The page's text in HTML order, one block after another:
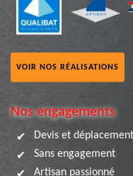
VOIR NOS RÉALISATIONS
Nos engagements
Devis et
Sans engagement
Artisan passionné